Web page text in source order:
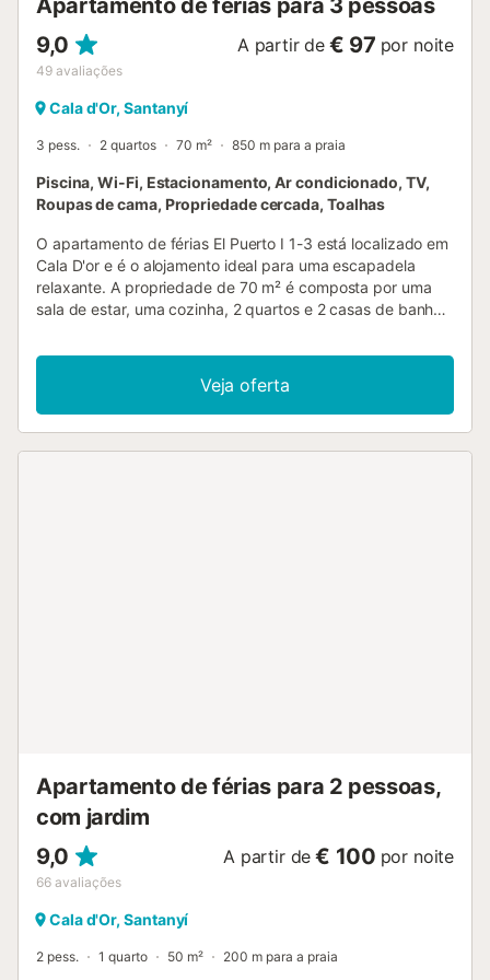
enviar a hora de chegada com 5 dias de antece...
Apartamento de férias para 3 pessoas
9,0
49 avaliações
A partir de € 97 por noite
Cala d'Or, Santanyí
3 pess. 2 quartos 70 m² 850 m para a praia
Piscina, Wi-Fi, Estacionamento, Ar condicionado, TV,
Roupas de cama, Propriedade cercada, Toalhas
O apartamento de férias El Puerto I 1-3 está localizado em
Cala D'or e é o alojamento ideal para uma escapadela
relaxante. A propriedade de 70 m² é composta por uma
sala de estar, uma cozinha, 2 quartos e 2 casas de banho
comodidades incluem Wi-Fi, uma TV, ar condicionado,
bem como uma máquina de lavar roupa. Está também
disponível um berço para bebés. O apartamento de férias
também dispõe de terraços privados (abertos e cobertos)
Veja oferta
Apartamento de férias para 2 pessoas,
com jardim
9,0
66 avaliações
A partir de € 100 por noite
Cala d'Or, Santanyí
2 pess. 1 quarto 50 m² 200 m para a praia